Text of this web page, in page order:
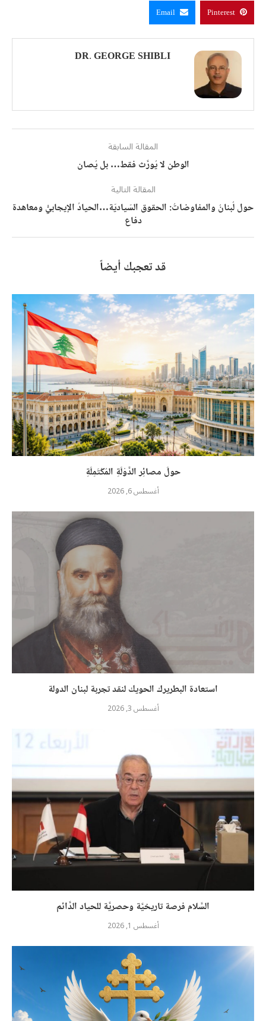
Pinterest
Email
DR. GEORGE SHIBLI
المقالة السابقة
الوطن لا يُورَّث فقط… بل يُصان
المقالة التالية
حول لُبنانُ والمفاوضاتُ: الحقوق السّياديّة…الحيادُ الإيجابيُّ ومعاهدة
دفاع
قد تعجبك أيضاً
حولَ مصائِر الدَّوْلَةِ المُكْتَمِلَةِ
أغسطس 6, 2026
استعادة البطريرك الحويك لنقد تجربة لبنان الدولة
أغسطس 3, 2026
السَّلام فرصة تاريخيَّة وحصريَّة للحياد الدَّائم
أغسطس 1, 2026